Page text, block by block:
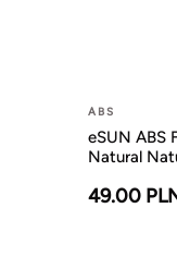
ABS
eSUN ABS
Natural
49.00